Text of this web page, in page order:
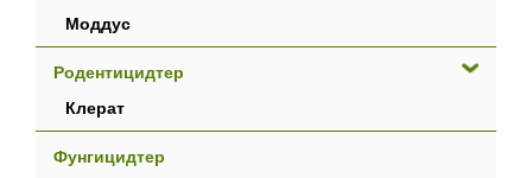
Моддус
Родентицидтер
Клерат
Фунгицидтер